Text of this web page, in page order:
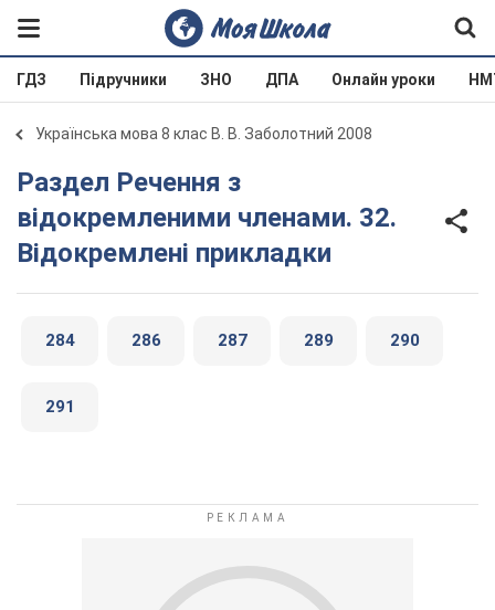
ГДЗ Підручники ЗНО ДПА Онлайн уроки
Українська мова 8 клас В. В. Заболотний 2008
Раздел Речення з
відокремленими членами. 32.
Відокремлені прикладки
284 286 287 289 290
291